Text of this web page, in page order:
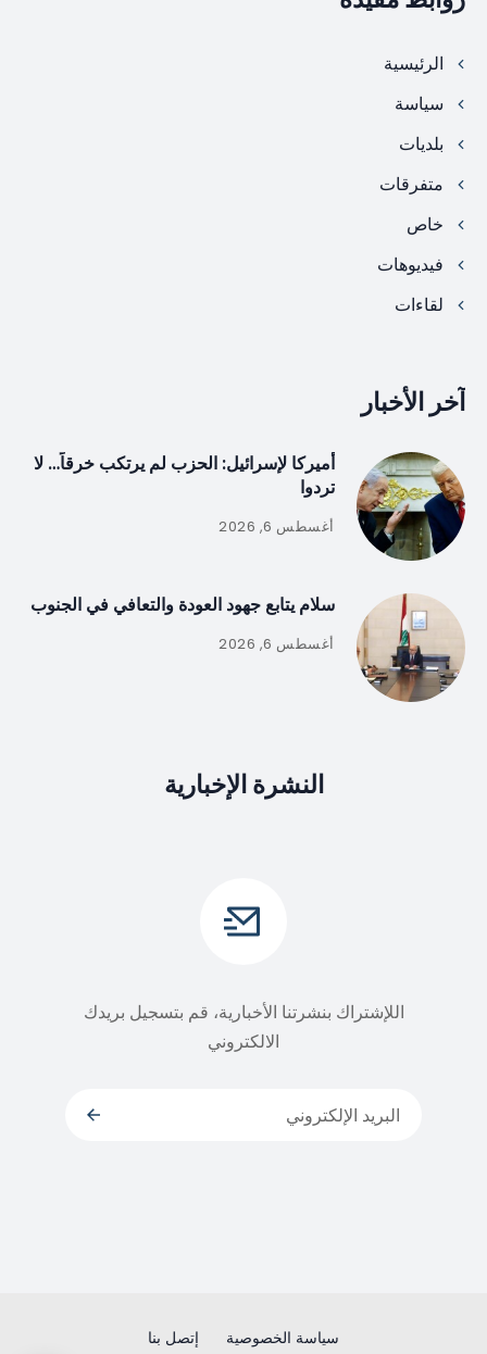
الرئيسية
سياسة
بلديات
متفرقات
خاص
فيديوهات
لقاءات
آخر الأخبار
أميركا لإسرائيل: الحزب لم يرتكب خرقاً… لا
تردوا
أغسطس 6, 2026
سلام يتابع جهود العودة والتعافي في الجنوب
أغسطس 6, 2026
النشرة الإخبارية
اللإشتراك بنشرتنا الأخبارية، قم بتسجيل بريدك
الالكتروني
سياسة الخصوصية إتصل بنا